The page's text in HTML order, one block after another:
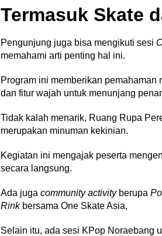
Termasuk Skate
Pengunjung juga bisa mengikuti sesi
memahami arti penting hal ini.
Program ini memberikan
dan fitur wajah untuk menunjang
Tidak kalah menarik, Ruang Rupa
merupakan minuman kekinian.
Kegiatan ini mengajak peserta
secara langsung.
Ada juga community activityberupa
Rinkbersama One Skate Asia,
Selain itu, ada sesi KPop Noraebang